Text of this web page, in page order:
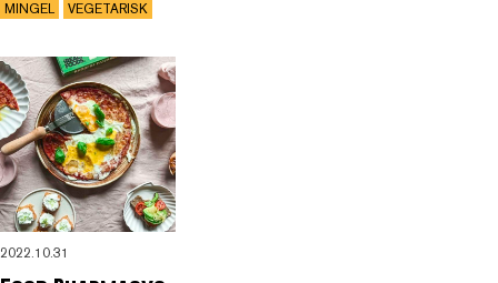
MINGEL
VEGETARISK
2022.10.31